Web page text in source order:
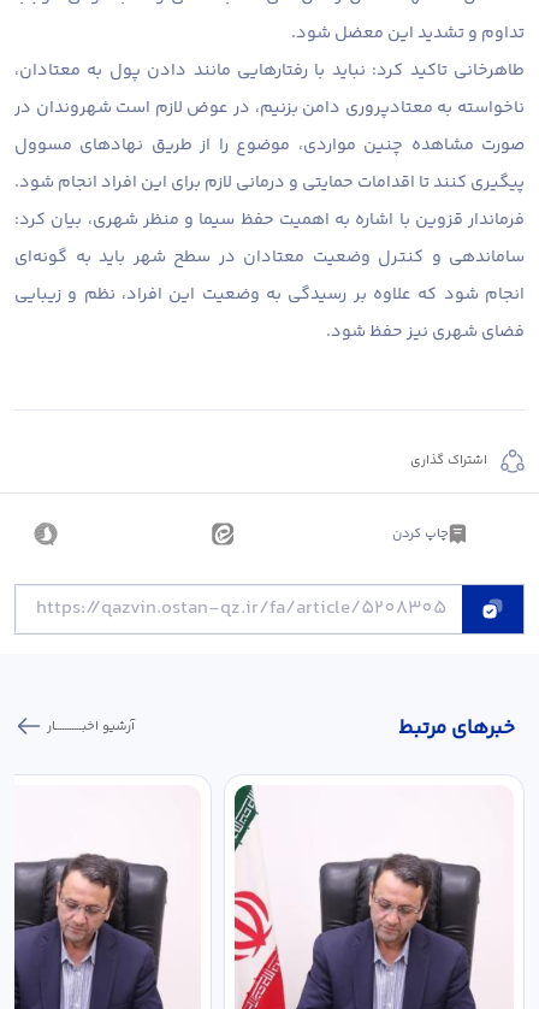
تداوم و تشدید این معضل شود.
طاهرخانی تاکید کرد: نباید با رفتارهایی مانند دادن پول به معتادان،
ناخواسته به معتادپروری دامن بزنیم، در عوض لازم است شهروندان در
صورت مشاهده چنین مواردی، موضوع را از طریق نهادهای مسوول
پیگیری کنند تا اقدامات حمایتی و درمانی لازم برای این افراد انجام شود.
فرماندار قزوین با اشاره به اهمیت حفظ سیما و منظر شهری، بیان کرد:
ساماندهی و کنترل وضعیت معتادان در سطح شهر باید به گونه‌ای
انجام شود که علاوه بر رسیدگی به وضعیت این افراد، نظم و زیبایی
فضای شهری نیز حفظ شود.
اشتراک گذاری
چاپ کردن
خبر‌های مرتبط آرشیو اخبـــــــــــار